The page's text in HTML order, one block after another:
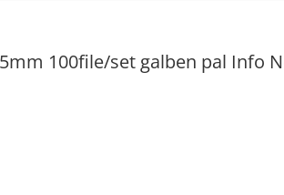
100file/set galben pal Info